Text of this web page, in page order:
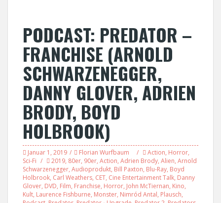
PODCAST: PREDATOR –
FRANCHISE (ARNOLD
SCHWARZENEGGER,
DANNY GLOVER, ADRIEN
BRODY, BOYD
HOLBROOK)
Januar 1, 2019 Florian Wurfbaum Action, Horror,
Sci-Fi
2019, 80er, 90er, Action, Adrien Brody, Alien, Arnold
Schwarzenegger, Audioprodukt, Bill Paxton, Blu-Ray, Boyd
Holbrook, Carl Weathers, CET, Cine Entertainment Talk, Danny
Glover, DVD, Film, Franchise, Horror, John McTiernan, Kino,
Kult, Laurence Fishburne, Monster, Nimród Antal, Plausch,